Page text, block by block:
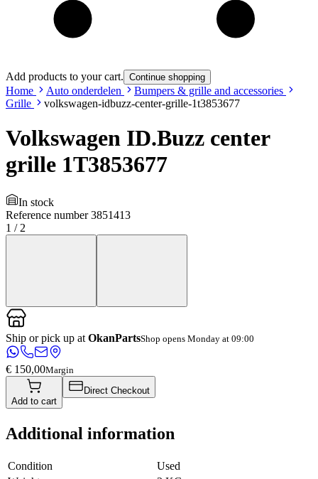
Add products to your cart. Continue shopping
Home Auto onderdelen
Bumpers & grille and accessories
Grille
volkswagen-idbuzz-center-grille-1t3853677
Volkswagen ID.Buzz center
grille 1T3853677
In stock
Reference number 3851413
1 / 2
Ship or pick up at OkanPartsShop opens Monday at 09:00
€ 150,00Margin
Add to cart
Direct Checkout
Additional information
Condition
Used